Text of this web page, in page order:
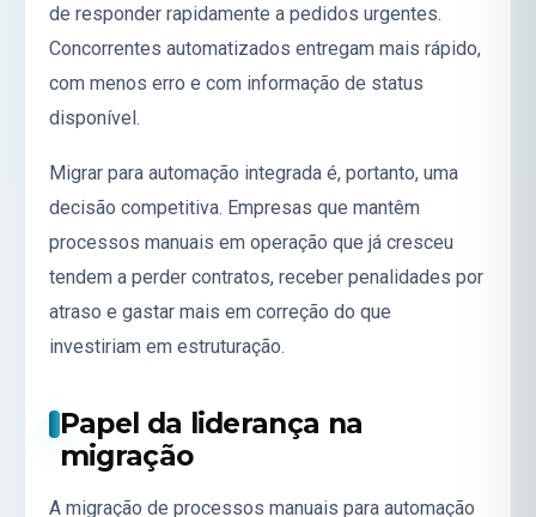
de responder rapidamente a pedidos urgentes.
Concorrentes automatizados entregam mais rápido,
com menos erro e com informação de status
disponível.
Migrar para automação integrada é, portanto, uma
decisão competitiva. Empresas que mantêm
processos manuais em operação que já cresceu
tendem a perder contratos, receber penalidades por
atraso e gastar mais em correção do que
investiriam em estruturação.
Papel da liderança na
migração
A migração de processos manuais para automação